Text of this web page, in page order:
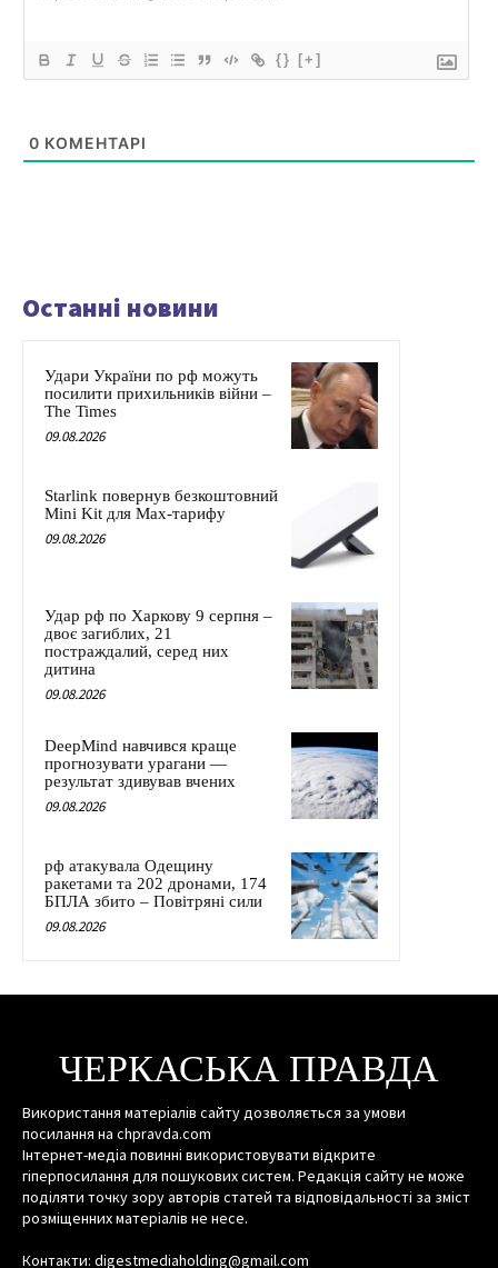
{} [+]
0 КОМЕНТАРІ
Останні новини
Удари України по рф можуть
посилити прихильників війни –
The Times
09.08.2026
Starlink повернув безкоштовний
Mini Kit для Max-тарифу
09.08.2026
Удар рф по Харкову 9 серпня –
двоє загиблих, 21
постраждалий, серед них
дитина
09.08.2026
DeepMind навчився краще
прогнозувати урагани —
результат здивував вчених
09.08.2026
рф атакувала Одещину
ракетами та 202 дронами, 174
БПЛА збито – Повітряні сили
09.08.2026
ЧЕРКАСЬКА ПРАВДА
Використання матеріалів сайту дозволяється за умови
посилання на chpravda.com
Інтернет-медіа повинні використовувати відкрите
гіперпосилання для пошукових систем. Редакція сайту не може
поділяти точку зору авторів статей та відповідальності за зміст
розміщенних матеріалів не несе.
Контакти: digestmediaholding@gmail.com